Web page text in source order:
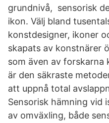
grundnivå, sensorisk
ikon. Välj bland
konstdesigner, ikoner
skapats av konstnärer
som även av forskarna
är den säkraste
att uppnå total
Sensorisk hämning vid
av omväxling, både